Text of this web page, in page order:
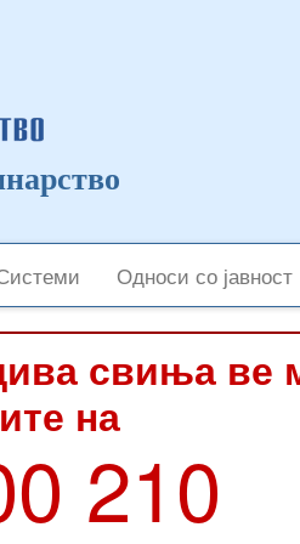
Односи со јавност
свиња
на
210